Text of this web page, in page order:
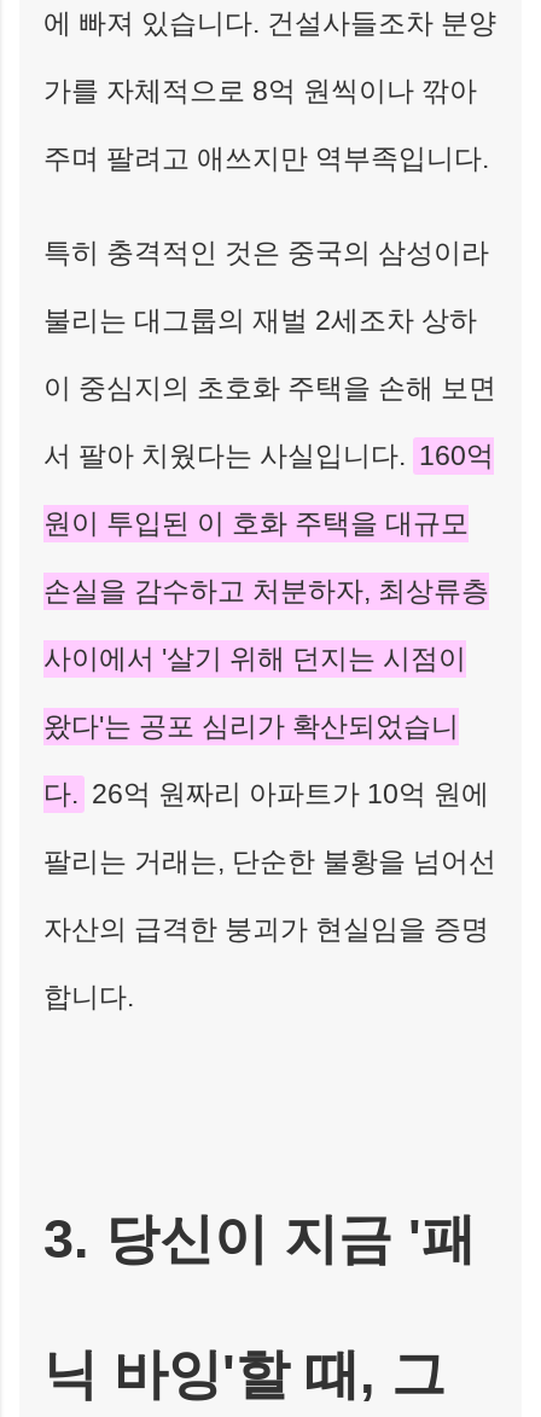
에 빠져 있습니다. 건설사들조차 분양
가를 자체적으로 8억 원씩이나 깎아
주며 팔려고 애쓰지만 역부족입니다.
특히 충격적인 것은 중국의 삼성이라
불리는 대그룹의 재벌 2세조차 상하
이 중심지의 초호화 주택을 손해 보면
서 팔아 치웠다는 사실입니다. 160억
원이 투입된 이 호화 주택을 대규모
손실을 감수하고 처분하자, 최상류층
사이에서 '살기 위해 던지는 시점이
왔다'는 공포 심리가 확산되었습니
다. 26억 원짜리 아파트가 10억 원에
팔리는 거래는, 단순한 불황을 넘어선
자산의 급격한 붕괴가 현실임을 증명
합니다.
3. 당신이 지금 '패
닉 바잉'할 때, 그